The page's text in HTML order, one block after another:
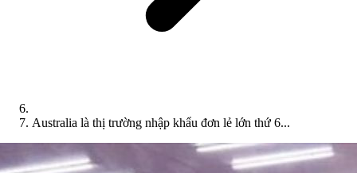
Australia là thị trường nhập khẩu đơn lẻ lớn thứ 6...